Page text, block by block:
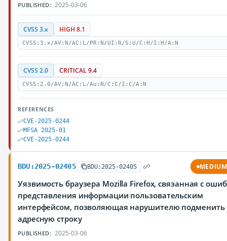
PUBLISHED: 2025-03-06
CVSS 3.x HIGH 8.1
CVSS:3.x/AV:N/AC:L/PR:N/UI:R/S:U/C:H/I:H/A:N
CVSS 2.0 CRITICAL 9.4
CVSS:2.0/AV:N/AC:L/Au:N/C:C/I:C/A:N
REFERENCES
CVE-2025-0244
MFSA 2025-01
CVE-2025-0244
BDU:2025-02405 BDU:2025-02405 MEDIUM
Уязвимость браузера Mozilla Firefox, связанная с
представления информации пользовательским
интерфейсом, позволяющая нарушителю подменить
адресную строку
PUBLISHED: 2025-03-06